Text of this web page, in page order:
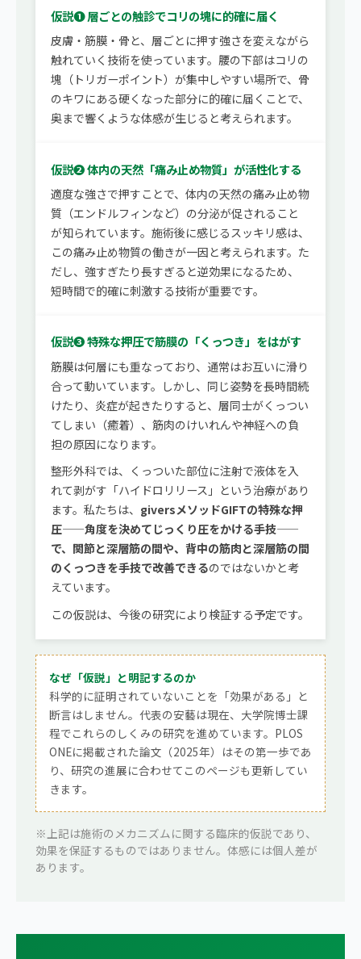
仮説❶ 層ごとの触診でコリの塊に的確に届く
皮膚・筋膜・骨と、層ごとに押す強さを変えながら
触れていく技術を使っています。腰の下部はコリの
塊（トリガーポイント）が集中しやすい場所で、骨
のキワにある硬くなった部分に的確に届くことで、
奥まで響くような体感が生じると考えられます。
仮説❷ 体内の天然「痛み止め物質」が活性化する
適度な強さで押すことで、体内の天然の痛み止め物
質（エンドルフィンなど）の分泌が促されること
が知られています。施術後に感じるスッキリ感は、
この痛み止め物質の働きが一因と考えられます。た
だし、強すぎたり長すぎると逆効果になるため、
短時間で的確に刺激する技術が重要です。
仮説❸ 特殊な押圧で筋膜の「くっつき」をはがす
筋膜は何層にも重なっており、通常はお互いに滑り
合って動いています。しかし、同じ姿勢を長時間続
けたり、炎症が起きたりすると、層同士がくっつい
てしまい（癒着）、筋肉のけいれんや神経への負
担の原因になります。
整形外科では、くっついた部位に注射で液体を入
れて剥がす「ハイドロリリース」という治療があり
ます。私たちは、 giversメソッドGIFTの特殊な押
圧——角度を決めてじっくり圧をかける手技——
で、関節と深層筋の間や、背中の筋肉と深層筋の間
のくっつきを手技で改善できるのではないかと考
えています。
この仮説は、今後の研究により検証する予定です。
なぜ「仮説」と明記するのか
科学的に証明されていないことを「効果がある」と
断言はしません。代表の安藝は現在、大学院博士課
程でこれらのしくみの研究を進めています。PLOS
ONEに掲載された論文（2025年）はその第一歩であ
り、研究の進展に合わせてこのページも更新してい
きます。
※上記は施術のメカニズムに関する臨床的仮説であり、
効果を保証するものではありません。体感には個人差が
あります。